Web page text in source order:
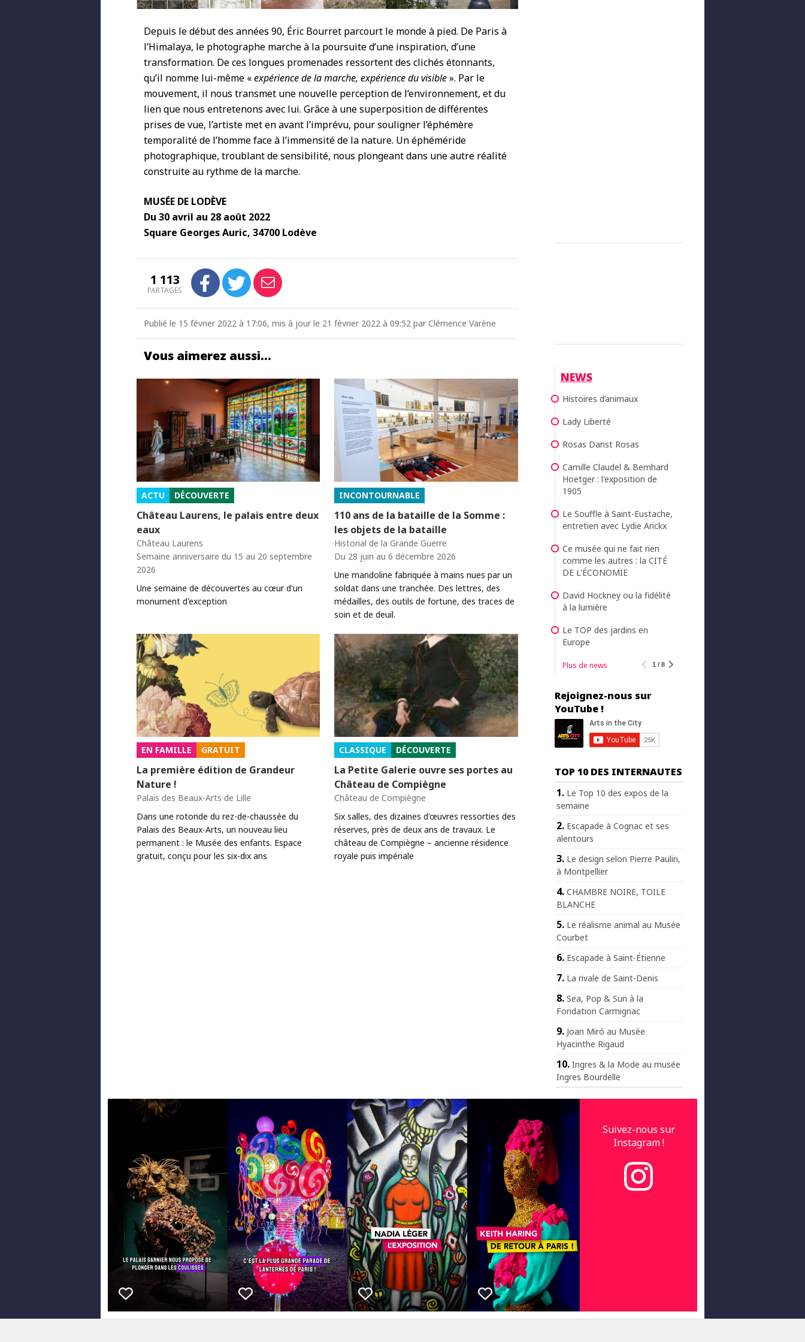
Depuis le début des années 90, Éric Bourret parcourt le monde à pied. De Paris à
l’Himalaya, le photographe marche à la poursuite d’une inspiration, d’une
transformation. De ces longues promenades ressortent des clichés étonnants,
qu’il nomme lui-même «expérience de la marche, expérience du visible». Par le
mouvement, il nous transmet une nouvelle perception de l’environnement, et du
lien que nous entretenons avec lui. Grâce à une superposition de différentes
prises de vue, l’artiste met en avant l’imprévu, pour souligner l’éphémère
temporalité de l’homme face à l’immensité de la nature. Un éphéméride
photographique, troublant de sensibilité, nous plongeant dans une autre réalité
construite au rythme de la marche.
MUSÉE DE LODÈVE
Du 30 avril au 28 août 2022
Square Georges Auric, 34700 Lodève
1 113
PARTAGES
Publié le 15 février 2022 à 17:06, mis à jour le 21 février 2022 à 09:52 par Clémence Varène
Vous aimerez aussi…
ACTU DÉCOUVERTE
Château Laurens, le palais entre deux
eaux
Château Laurens
Semaine anniversaire du 15 au 20 septembre
2026
Une semaine de découvertes au cœur d'un
monument d'exception
INCONTOURNABLE
110 ans de la bataille de la Somme :
les objets de la bataille
Historial de la Grande Guerre
Du 28 juin au 6 décembre 2026
Une mandoline fabriquée à mains nues par un
soldat dans une tranchée. Des lettres, des
médailles, des outils de fortune, des traces de
soin et de deuil.
EN FAMILLE GRATUIT
La première édition de Grandeur
Nature !
Palais des Beaux-Arts de Lille
Dans une rotonde du rez-de-chaussée du
Palais des Beaux-Arts, un nouveau lieu
permanent : le Musée des enfants. Espace
gratuit, conçu pour les six-dix ans
CLASSIQUE DÉCOUVERTE
La Petite Galerie ouvre ses portes au
Château de Compiègne
Château de Compiègne
Six salles, des dizaines d'œuvres ressorties des
réserves, près de deux ans de travaux. Le
château de Compiègne – ancienne résidence
royale puis impériale
NEWS
Histoires d’animaux
Lady Liberté
Rosas Danst Rosas
Camille Claudel & Bernhard
Hoetger : l'exposition de
1905
Le Souffle à Saint-Eustache,
entretien avec Lydie Arickx
Ce musée qui ne fait rien
comme les autres : la CITÉ
DE L'ÉCONOMIE
David Hockney ou la fidélité
à la lumière
Le TOP des jardins en
Europe
Plus de news 1 / 8
Rejoignez-nous sur
YouTube !
TOP 10 DES INTERNAUTES
Le Top 10 des expos de la
semaine
Escapade à Cognac et ses
alentours
Le design selon Pierre Paulin,
à Montpellier
CHAMBRE NOIRE, TOILE
BLANCHE
Le réalisme animal au Musée
Courbet
Escapade à Saint-Étienne
La rivale de Saint-Denis
Sea, Pop & Sun à la
Fondation Carmignac
Joan Miró au Musée
Hyacinthe Rigaud
Ingres & la Mode au musée
Ingres Bourdelle
Suivez-nous sur
Instagram !